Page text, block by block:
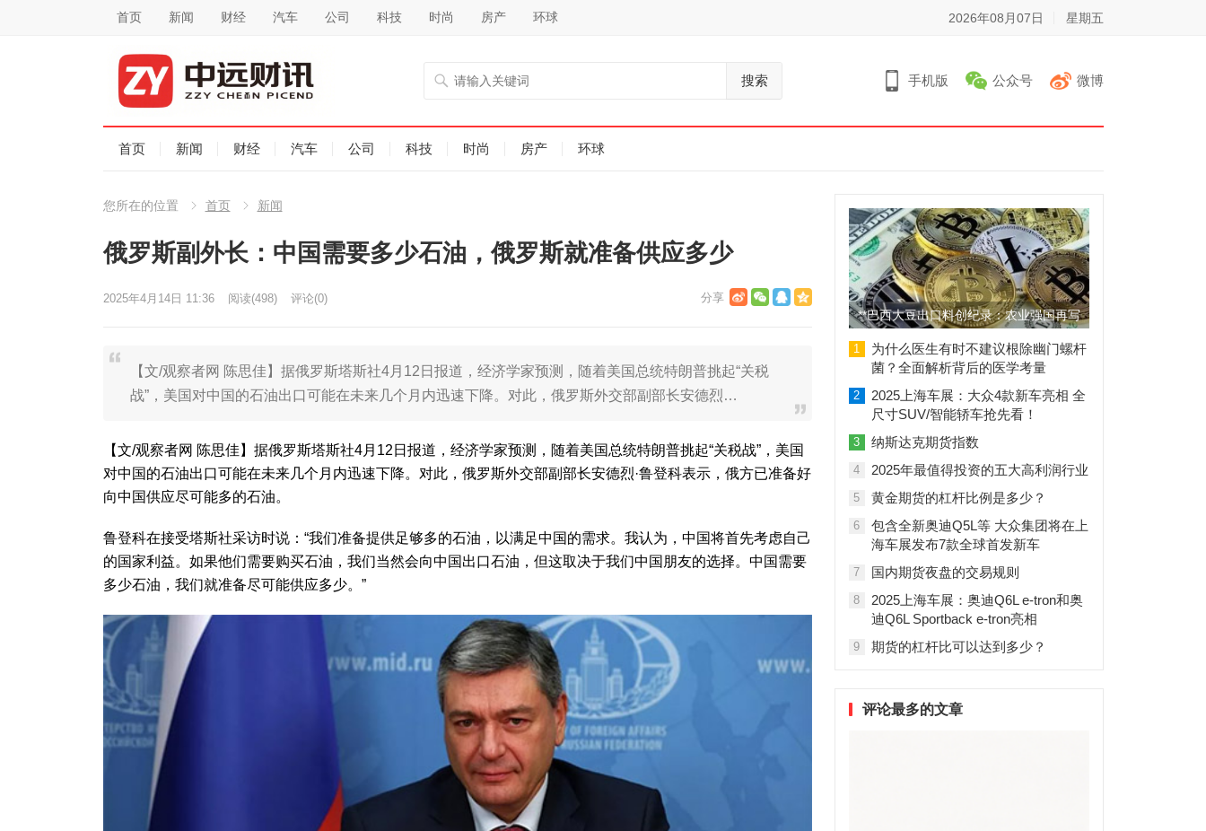
首页 新闻 财经 汽车 公司 科技 时尚 房产 环球 2026年08月07日 星期五
搜索 手机版 公众号 微博
首页 新闻 财经 汽车 公司 科技 时尚 房产 环球
您所在的位置 首页 新闻
俄罗斯副外长：中国需要多少石油，俄罗斯就准备供应多少
2025年4月14日 11:36 阅读(498) 评论(0)
【文/观察者网 陈思佳】据俄罗斯塔斯社4月12日报道，经济学家预测，随着美国总统特朗普挑起“关税
战”，美国对中国的石油出口可能在未来几个月内迅速下降。对此，俄罗斯外交部副部长安德烈…
【文/观察者网 陈思佳】据俄罗斯塔斯社4月12日报道，经济学家预测，随着美国总统特朗普挑起“关税战”，美国
对中国的石油出口可能在未来几个月内迅速下降。对此，俄罗斯外交部副部长安德烈·鲁登科表示，俄方已准备好
向中国供应尽可能多的石油。
鲁登科在接受塔斯社采访时说：“我们准备提供足够多的石油，以满足中国的需求。我认为，中国将首先考虑自己
的国家利益。如果他们需要购买石油，我们当然会向中国出口石油，但这取决于我们中国朋友的选择。中国需要
多少石油，我们就准备尽可能供应多少。”
**巴西大豆出口料创纪录：农业强国再写
辉煌篇章**
1
为什么医生有时不建议根除幽门螺杆
菌？全面解析背后的医学考量
2
2025上海车展：大众4款新车亮相 全
尺寸SUV/智能轿车抢先看！
3 纳斯达克期货指数
4 2025年最值得投资的五大高利润行业
5 黄金期货的杠杆比例是多少？
6
包含全新奥迪Q5L等 大众集团将在上
海车展发布7款全球首发新车
7 国内期货夜盘的交易规则
8
2025上海车展：奥迪Q6L e-tron和奥
迪Q6L Sportback e-tron亮相
9 期货的杠杆比可以达到多少？
评论最多的文章